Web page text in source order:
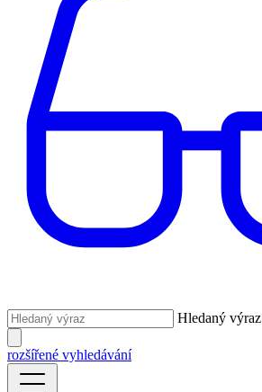
Hledaný výraz
rozšířené vyhledávání